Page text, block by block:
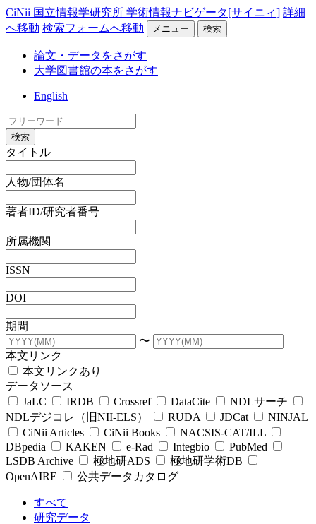
CiNii 国立情報学研究所 学術情報ナビゲータ[サイニィ] 詳細
へ移動 検索フォームへ移動 メニュー 検索
論文・データをさがす
大学図書館の本をさがす
English
検索
タイトル
人物/団体名
著者ID/研究者番号
所属機関
ISSN
DOI
期間
〜
本文リンク
本文リンクあり
データソース
JaLC
IRDB Crossref DataCite
NDLサーチ
NDLデジコレ（旧NII-ELS）
RUDA JDCat
NINJAL
CiNii Articles
CiNii Books
NACSIS-CAT/ILL
DBpedia
KAKEN e-Rad Integbio
PubMed
LSDB Archive
極地研ADS
極地研学術DB
OpenAIRE
公共データカタログ
すべて
研究データ